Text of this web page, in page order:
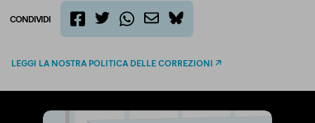
CONDIVIDI
bluesky
LEGGI LA NOSTRA POLITICA DELLE CORREZIONI